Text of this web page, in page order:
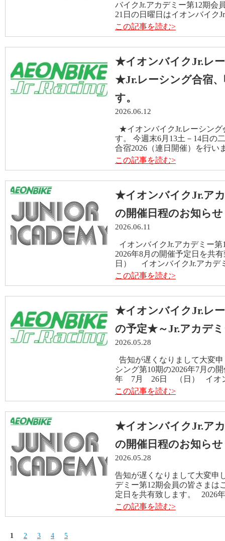
バイクJr.アカデミー第12期
21日の日曜日はイオンバイ
この記事を読む>
★イオンバイクJr.レ
★Jr.レーシング合宿、
す。
2026.06.12
★イオンバイクJr.レーシン
す。 今週末6月13土－14日の
合宿2026（連日開催）を行
この記事を読む>
★イオンバイクJr.ア
の開催日程のお知らせ
2026.06.11
イオンバイクJr.アカデミー
2026年8月の開催予定日を共
日） イオンバイクJr.アカ
この記事を読む>
★イオンバイクJr.レ
の予定★～Jr.アカデ
2026.05.28
告知が遅くなりまして大変
シング第10期の2026年7月の
年 7月 26日 （日） イオン
この記事を読む>
★イオンバイクJr.ア
の開催日程のお知らせ
2026.05.28
告知が遅くなりまして大変申
デミー第12期会員の皆さまは
定日を共有致します。
この記事を読む>
1 2 3 4 5